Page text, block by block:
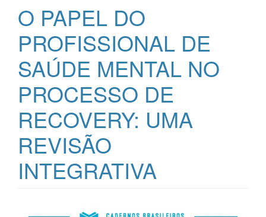
O PAPEL DO
PROFISSIONAL DE
SAÚDE MENTAL NO
PROCESSO DE
RECOVERY: UMA
REVISÃO
INTEGRATIVA
Barra